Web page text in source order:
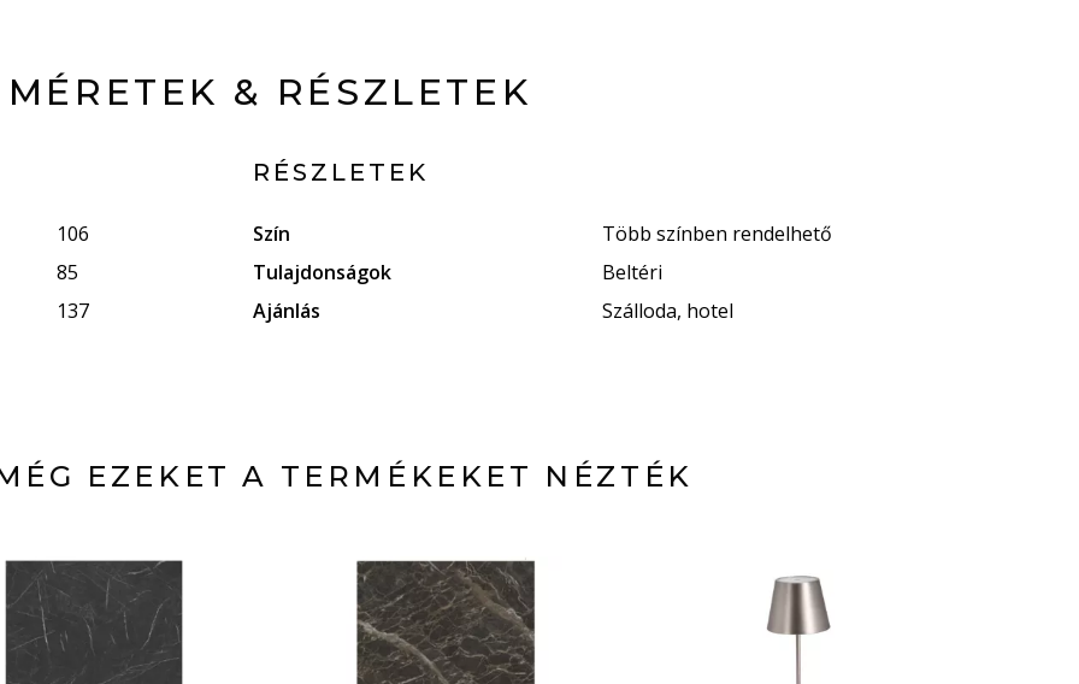
MÉRETEK & RÉSZLETEK
106
85
137
RÉSZLETEK
Szín
Több színben rendelhető
Tulajdonságok
Beltéri
Ajánlás
Szálloda, hotel
EZEKET A TERMÉKEKET NÉZTÉK